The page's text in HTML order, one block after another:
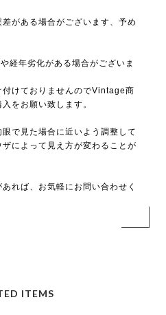
がある場合がございます、予め
経年劣化がある場合がございま
付けておりませんのでVintage商
をお願い致します。
で見た場合に近いよう調整して
によって見え方が変わることが
れば、お気軽にお問い合わせく
ITEMS